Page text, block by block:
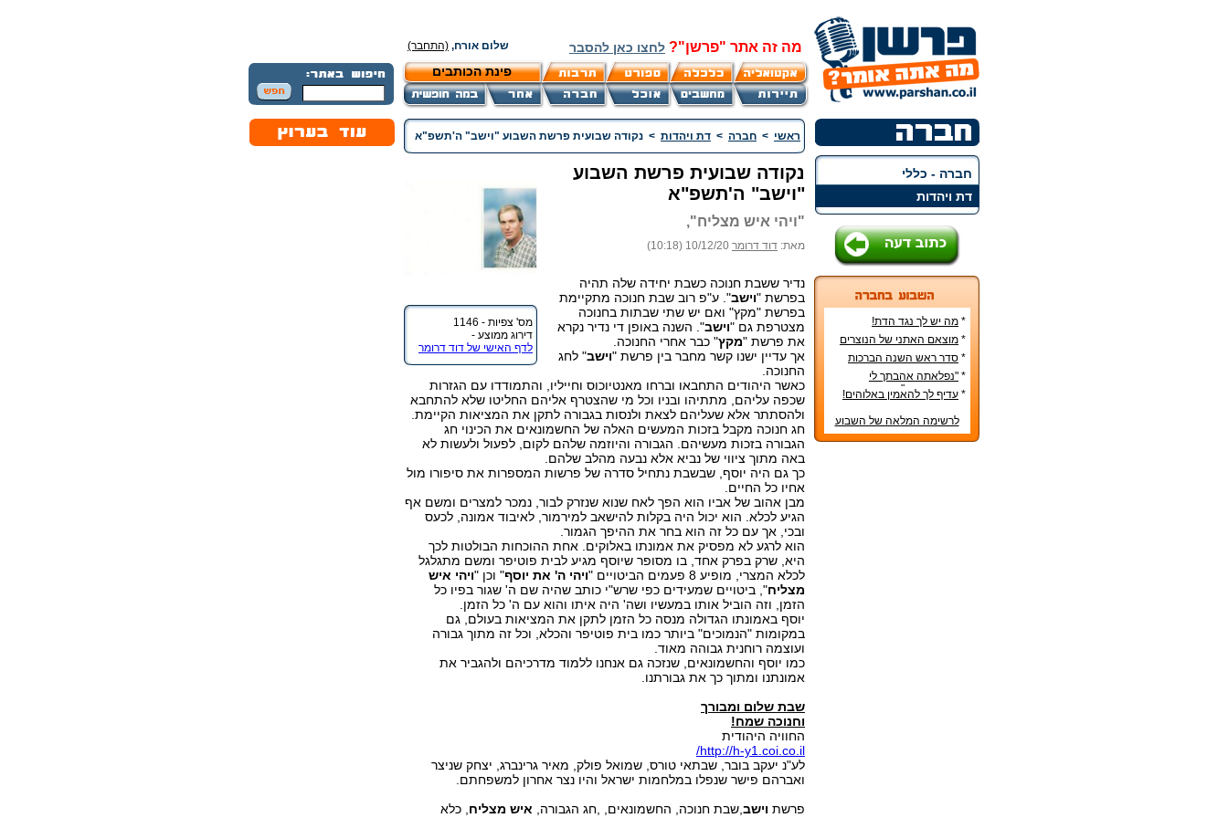
מה זה אתר "פרשן"? לחצו כאן להסבר שלום אורח, (התחבר)
פינת הכותבים
חברה - כללי
דת ויהדות
* מה יש לך נגד הדת!
* מוצאם האתני של הנוצרים
בארץ
* סדר ראש השנה הברכות
והסימנים
* "נפלאתה אהבתך לי
מאהבת נשים"
* עדיף לך להאמין באלוהים!
לרשימה המלאה של השבוע
ראשי > חברה > דת ויהדות > נקודה שבועית פרשת השבוע "וישב" ה'תשפ"א
מס' צפיות - 1146
דירוג ממוצע -
לדף האישי של דוד דרומר
נקודה שבועית פרשת השבוע
"וישב" ה'תשפ"א
"ויהי איש מצליח",
מאת: דוד דרומר 10/12/20 (10:18)
נדיר ששבת חנוכה כשבת יחידה שלה תהיה
בפרשת "וישב". ע"פ רוב שבת חנוכה מתקיימת
בפרשת "מקץ" ואם יש שתי שבתות בחנוכה
מצטרפת גם "וישב". השנה באופן די נדיר נקרא
את פרשת "מקץ" כבר אחרי החנוכה.
אך עדיין ישנו קשר מחבר בין פרשת "וישב" לחג
החנוכה.
כאשר היהודים התחבאו וברחו מאנטיוכוס וחייליו, והתמודדו עם הגזרות
שכפה עליהם, מתתיהו ובניו וכל מי שהצטרף אליהם החליטו שלא להתחבא
ולהסתתר אלא שעליהם לצאת ולנסות בגבורה לתקן את המציאות הקיימת.
חג חנוכה מקבל בזכות המעשים האלה של החשמונאים את הכינוי חג
הגבורה בזכות מעשיהם. הגבורה והיוזמה שלהם לקום, לפעול ולעשות לא
באה מתוך ציווי של נביא אלא נבעה מהלב שלהם.
כך גם היה יוסף, שבשבת נתחיל סדרה של פרשות המספרות את סיפורו מול
אחיו כל החיים.
מבן אהוב של אביו הוא הפך לאח שנוא שנזרק לבור, נמכר למצרים ומשם אף
הגיע לכלא. הוא יכול היה בקלות להישאב למירמור, לאיבוד אמונה, לכעס
ובכי, אך עם כל זה הוא בחר את ההיפך הגמור.
הוא לרגע לא מפסיק את אמונתו באלוקים. אחת ההוכחות הבולטות לכך
היא, שרק בפרק אחד, בו מסופר שיוסף מגיע לבית פוטיפר ומשם מתגלגל
לכלא המצרי, מופיע 8 פעמים הביטויים "
ויהי ה' את יוסף" וכן "ויהי איש
מצליח", ביטויים שמעידים כפי שרש"י כותב שהיה שם ה' שגור בפיו כל
הזמן, וזה הוביל אותו במעשיו ושה' היה איתו והוא עם ה' כל הזמן.
יוסף באמונתו הגדולה מנסה כל הזמן לתקן את המציאות בעולם, גם
במקומות "הנמוכים" ביותר כמו בית פוטיפר והכלא, וכל זה מתוך גבורה
ועוצמה רוחנית גבוהה מאוד.
כמו יוסף והחשמונאים, שנזכה גם אנחנו ללמוד מדרכיהם ולהגביר את
אמונתנו ומתוך כך את גבורתנו.
שבת שלום ומבורך
וחנוכה שמח!
החוויה היהודית
http://h-y1.coi.co.il/
לע"נ יעקב בובר, שבתאי טורס, שמואל פולק, מאיר גרינברג, יצחק שניצר
ואברהם פישר שנפלו במלחמות ישראל והיו נצר אחרון למשפחתם.
פרשת וישב ,שבת חנוכה, החשמונאים, ,חג הגבורה, איש מצליח , כלא